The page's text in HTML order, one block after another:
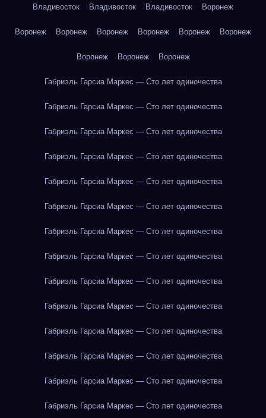
Владивосток Владивосток Владивосток Воронеж
Воронеж Воронеж Воронеж Воронеж Воронеж Воронеж
Воронеж Воронеж Воронеж
Габриэль Гарсиа Маркес — Сто лет одиночества
Габриэль Гарсиа Маркес — Сто лет одиночества
Габриэль Гарсиа Маркес — Сто лет одиночества
Габриэль Гарсиа Маркес — Сто лет одиночества
Габриэль Гарсиа Маркес — Сто лет одиночества
Габриэль Гарсиа Маркес — Сто лет одиночества
Габриэль Гарсиа Маркес — Сто лет одиночества
Габриэль Гарсиа Маркес — Сто лет одиночества
Габриэль Гарсиа Маркес — Сто лет одиночества
Габриэль Гарсиа Маркес — Сто лет одиночества
Габриэль Гарсиа Маркес — Сто лет одиночества
Габриэль Гарсиа Маркес — Сто лет одиночества
Габриэль Гарсиа Маркес — Сто лет одиночества
Габриэль Гарсиа Маркес — Сто лет одиночества